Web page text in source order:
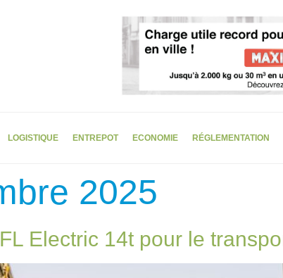
LOGISTIQUE ENTREPOT ECONOMIE RÉGLEMENTATION
2025
Electric 14t pour le